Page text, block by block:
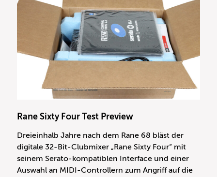
Rane Sixty Four Test Preview
Dreieinhalb Jahre nach dem Rane 68 bläst der
digitale 32-Bit-Clubmixer „Rane Sixty Four“ mit
seinem Serato-kompatiblen Interface und einer
Auswahl an MIDI-Controllern zum Angriff auf die